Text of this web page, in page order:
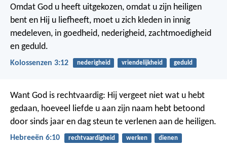
Omdat God u heeft uitgekozen, omdat u zijn heiligen
bent en Hij u liefheeft, moet u zich kleden in innig
medeleven, in goedheid, nederigheid, zachtmoedigheid
en geduld.
Kolossenzen 3:12 nederigheid vriendelijkheid geduld
Want God is rechtvaardig: Hij vergeet niet wat u hebt
gedaan, hoeveel liefde u aan zijn naam hebt betoond
door sinds jaar en dag steun te verlenen aan de heiligen.
Hebreeën 6:10 rechtvaardigheid werken dienen